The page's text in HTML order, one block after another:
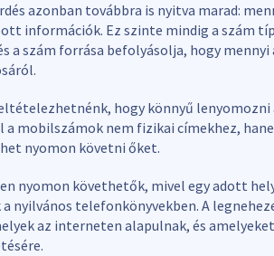
azonban továbbra is nyitva marad:
információk. Ez szinte mindig a szám
a szám forrása befolyásolja, hogy mennyi
hogy könnyű lenyomozni
a mobilszámok nem fizikai címekhez,
nyomon követni őket.
nyomon követhetők, mivel egy adott
nyilvános telefonkönyvekben. A
az interneten alapulnak, és